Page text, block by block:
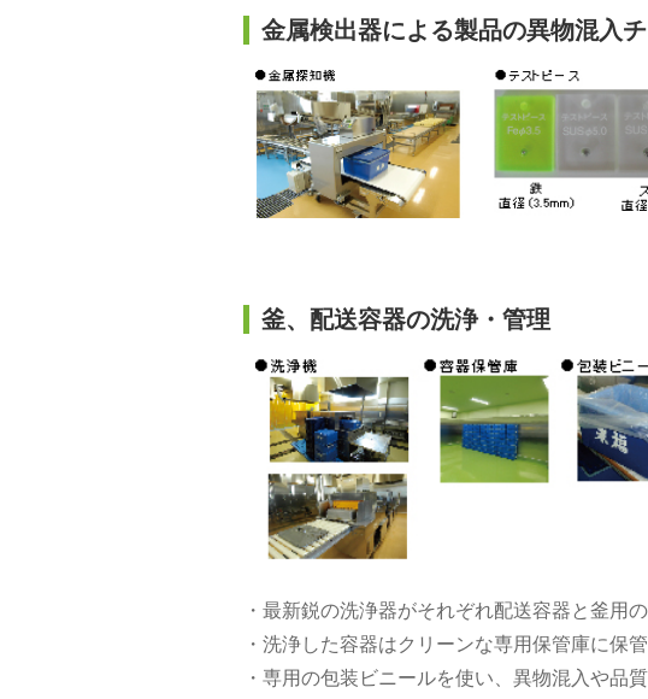
金属検出器による製品の異物混入
釜、配送容器の洗浄・管理
・最新鋭の洗浄器がそれぞれ配送容器と釜用
・洗浄した容器はクリーンな専用保管庫に保管
・専用の包装ビニールを使い、異物混入や品